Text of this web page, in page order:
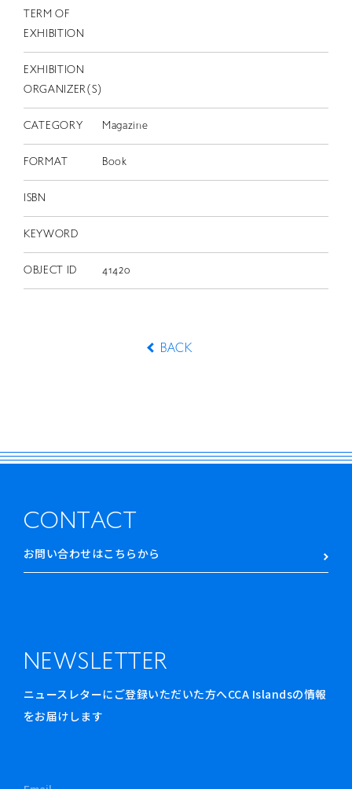
TERM OF
EXHIBITION
EXHIBITION
ORGANIZER(S)
CATEGORY Magazine
FORMAT Book
ISBN
KEYWORD
OBJECT ID 41420
BACK
CONTACT
お問い合わせはこちらから
NEWSLETTER
ニュースレターにご登録いただいた方へCCA Islandsの情報
をお届けします